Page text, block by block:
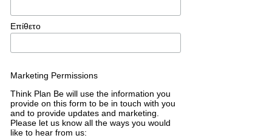
Επίθετο
Marketing Permissions
Think Plan Be will use the information you
provide on this form to be in touch with you
and to provide updates and marketing.
Please let us know all the ways you would
like to hear from us: